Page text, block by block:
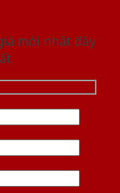
mới nhât đầy